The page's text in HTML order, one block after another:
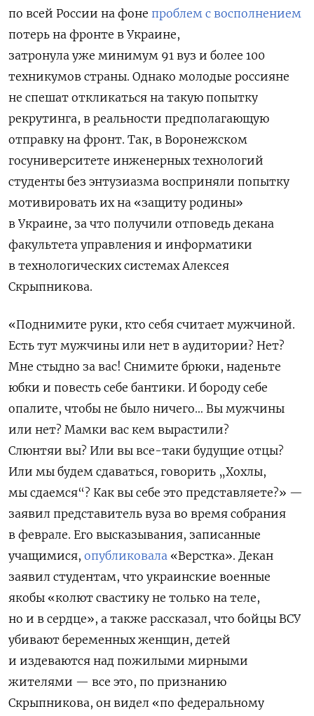
по всей России на фоне проблем с восполнением
потерь на фронте в Украине,
затронула уже минимум 91 вуз и более 100
техникумов страны. Однако молодые россияне
не спешат откликаться на такую попытку
рекрутинга, в реальности предполагающую
отправку на фронт. Так, в Воронежском
госуниверситете инженерных технологий
студенты без энтузиазма восприняли попытку
мотивировать их на «защиту родины»
в Украине, за что получили отповедь декана
факультета управления и информатики
в технологических системах Алексея
Скрыпникова.
«Поднимите руки, кто себя считает мужчиной.
Есть тут мужчины или нет в аудитории? Нет?
Мне стыдно за вас! Снимите брюки, наденьте
юбки и повесть себе бантики. И бороду себе
опалите, чтобы не было ничего… Вы мужчины
или нет? Мамки вас кем вырастили?
Слюнтяи вы? Или вы все-таки будущие отцы?
Или мы будем сдаваться, говорить „Хохлы,
мы сдаемся“? Как вы себе это представляете?» —
заявил представитель вуза во время собрания
в феврале. Его высказывания, записанные
учащимися, опубликовала «Верстка». Декан
заявил студентам, что украинские военные
якобы «колют свастику не только на теле,
но и в сердце», а также рассказал, что бойцы ВСУ
убивают беременных женщин, детей
и издеваются над пожилыми мирными
жителями — все это, по признанию
Скрыпникова, он видел «по федеральному